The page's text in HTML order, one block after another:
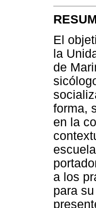
El
la
de
forma,
en la
a los
para